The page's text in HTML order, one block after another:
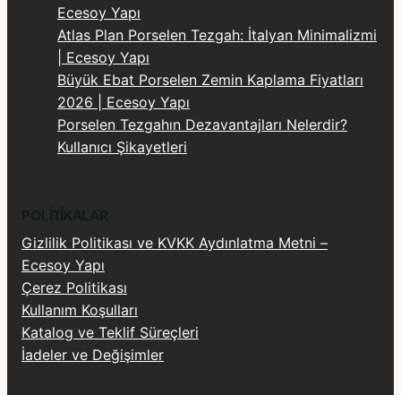
Ecesoy Yapı
Atlas Plan Porselen Tezgah: İtalyan Minimalizmi
| Ecesoy Yapı
Büyük Ebat Porselen Zemin Kaplama Fiyatları
2026 | Ecesoy Yapı
Porselen Tezgahın Dezavantajları Nelerdir?
Kullanıcı Şikayetleri
POLITIKALAR
Gizlilik Politikası ve KVKK Aydınlatma Metni –
Ecesoy Yapı
Çerez Politikası
Kullanım Koşulları
Katalog ve Teklif Süreçleri
İadeler ve Değişimler